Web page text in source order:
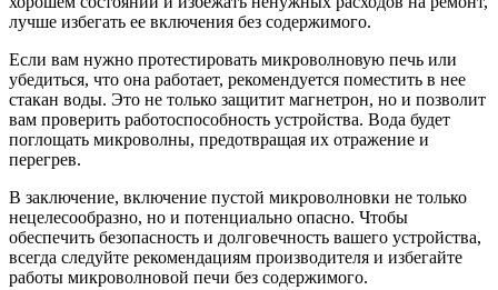
лучше избегать ее включения без содержимого.
Если вам нужно протестировать микроволновую печь или
убедиться, что она работает, рекомендуется поместить в нее
стакан воды. Это не только защитит магнетрон, но и позволит
вам проверить работоспособность устройства. Вода будет
поглощать микроволны, предотвращая их отражение и
перегрев.
В заключение, включение пустой микроволновки не только
нецелесообразно, но и потенциально опасно. Чтобы
обеспечить безопасность и долговечность вашего устройства,
всегда следуйте рекомендациям производителя и избегайте
работы микроволновой печи без содержимого.